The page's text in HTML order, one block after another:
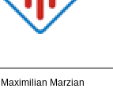
Maximilian Marzian